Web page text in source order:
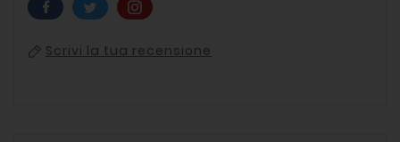
Scrivi la tua recensione